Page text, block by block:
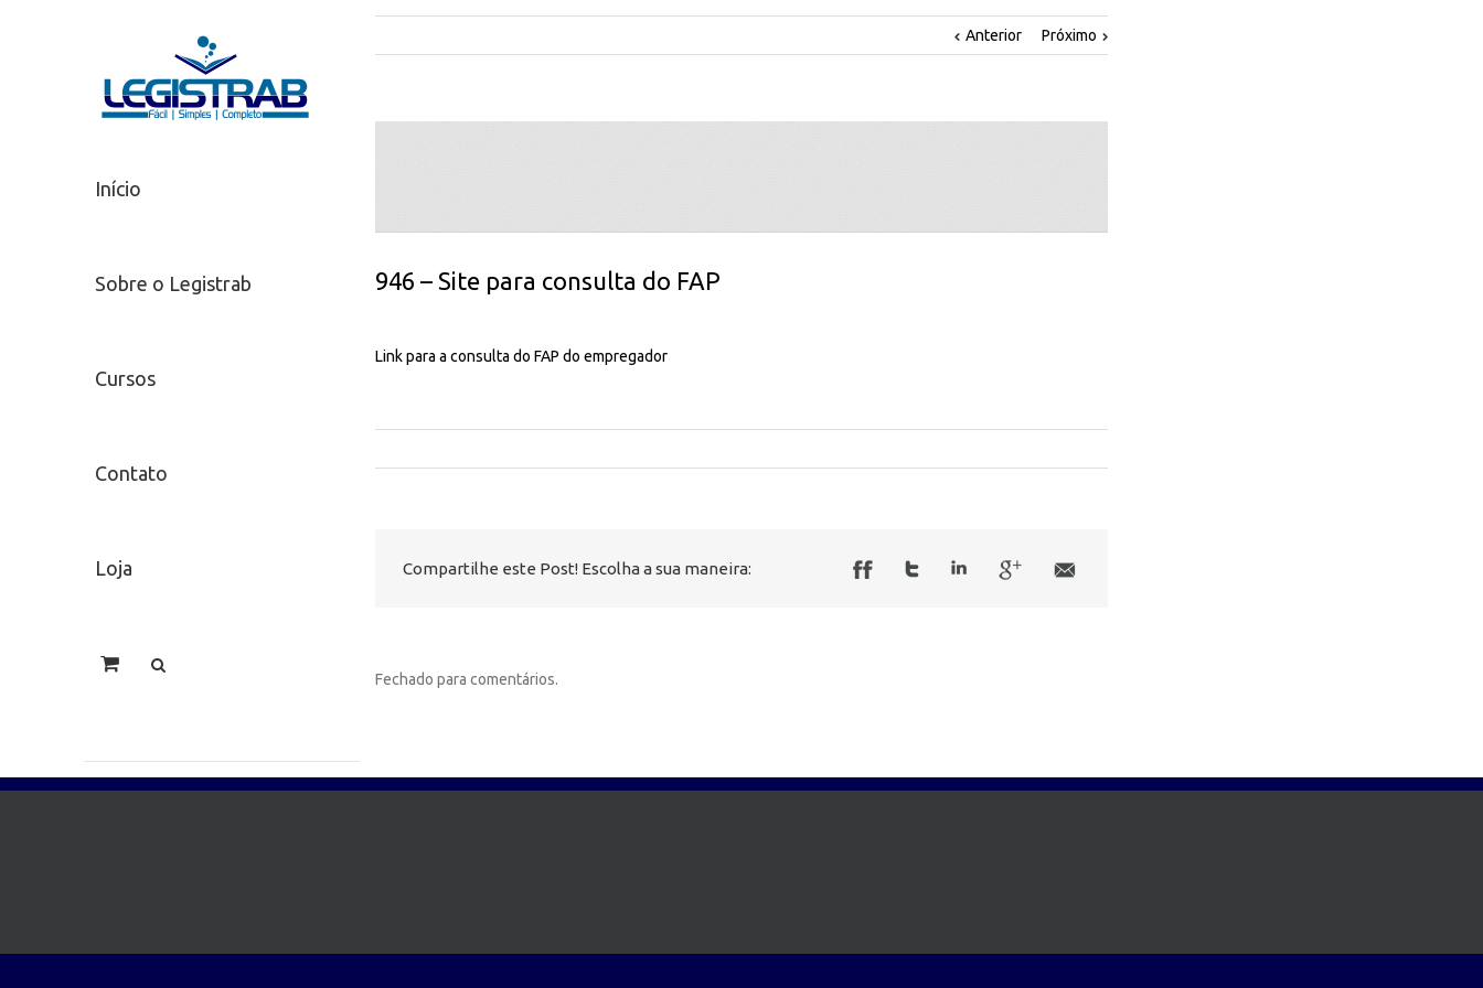
Início
Sobre o Legistrab
Cursos
Contato
Loja
Anterior Próximo
946 – Site para consulta do FAP
Link para a consulta do FAP do empregador
Compartilhe este Post! Escolha a sua maneira:
Fechado para comentários.